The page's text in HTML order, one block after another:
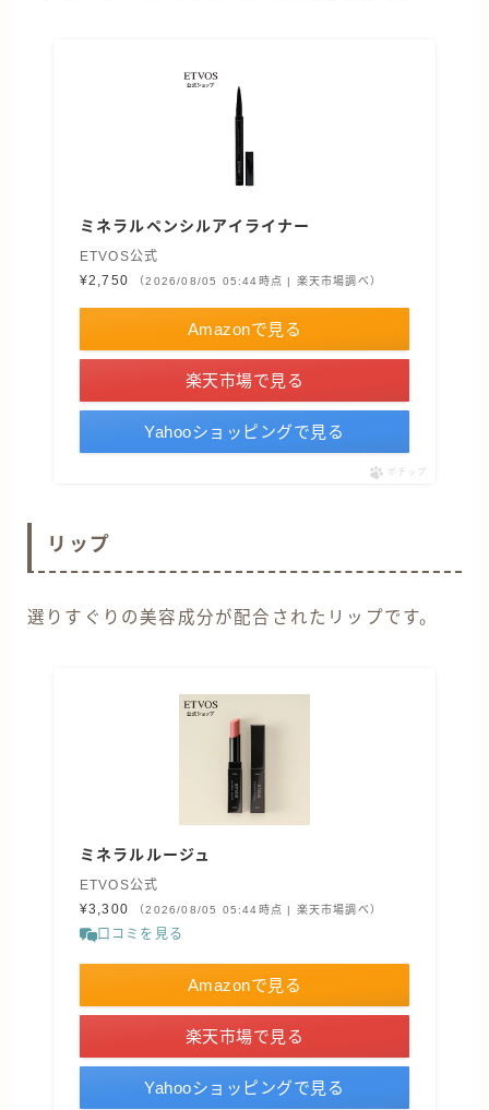
ミネラルペンシルアイライナー
ETVOS公式
¥2,750
（2026/08/05 05:44時点 | 楽天市場調べ）
Amazonで見る
楽天市場で見る
Yahooショッピングで見る
ポチップ
リップ
選りすぐりの美容成分が配合されたリップです。
ミネラルルージュ
ETVOS公式
¥3,300
（2026/08/05 05:44時点 | 楽天市場調べ）
口コミを見る
Amazonで見る
楽天市場で見る
Yahooショッピングで見る